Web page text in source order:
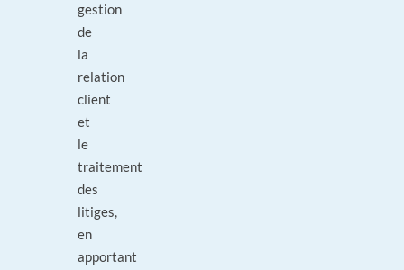
gestion
de
la
relation
client
et
le
traitement
des
litiges,
en
apportant